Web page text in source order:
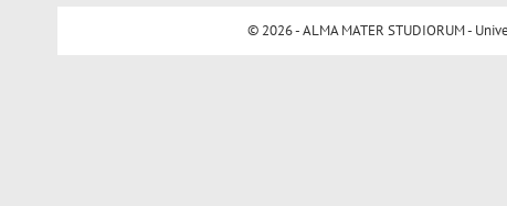
© 2026 - ALMA MATER STUDIORUM -